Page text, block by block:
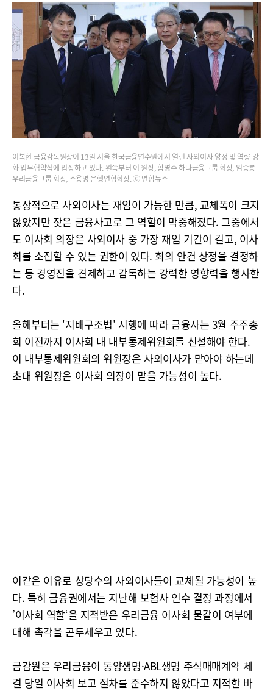
이복현 금융감독원장이 13일 서울 한국금융연수원에서 열린 사외이사 양성 및 역량 강
화 업무협약식에 입장하고 있다. 왼쪽부터 이 원장, 함영주 하나금융그룹 회장, 임종룡
우리금융그룹 회장, 조용병 은행연합회장. ⓒ 연합뉴스
통상적으로 사외이사는 재임이 가능한 만큼, 교체폭이 크지
않았지만 잦은 금융사고로 그 역할이 막중해졌다. 그중에서
도 이사회 의장은 사외이사 중 가장 재임 기간이 길고, 이사
회를 소집할 수 있는 권한이 있다. 회의 안건 상정을 결정하
는 등 경영진을 견제하고 감독하는 강력한 영향력을 행사한
다.
올해부터는 '지배구조법' 시행에 따라 금융사는 3월 주주총
회 이전까지 이사회 내 내부통제위원회를 신설해야 한다.
이 내부통제위원회의 위원장은 사외이사가 맡아야 하는데
초대 위원장은 이사회 의장이 맡을 가능성이 높다.
이같은 이유로 상당수의 사외이사들이 교체될 가능성이 높
다. 특히 금융권에서는 지난해 보험사 인수 결정 과정에서
’이사회 역할‘을 지적받은 우리금융 이사회 물갈이 여부에
대해 촉각을 곤두세우고 있다.
금감원은 우리금융이 동양생명·ABL생명 주식매매계약 체
결 당일 이사회 보고 절차를 준수하지 않았다고 지적한 바